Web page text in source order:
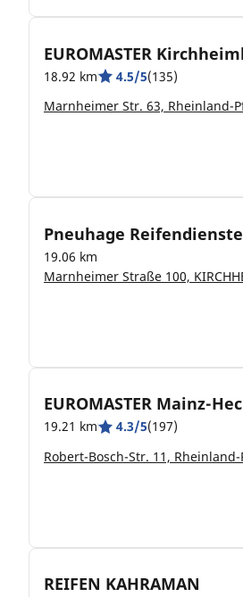
EUROMASTER
18.92 km 4.5/5(135)
Pneuhage
19.06 km
EUROMASTER Mainz-
19.21 km 4.3/5(197)
REIFEN KAHRAMAN